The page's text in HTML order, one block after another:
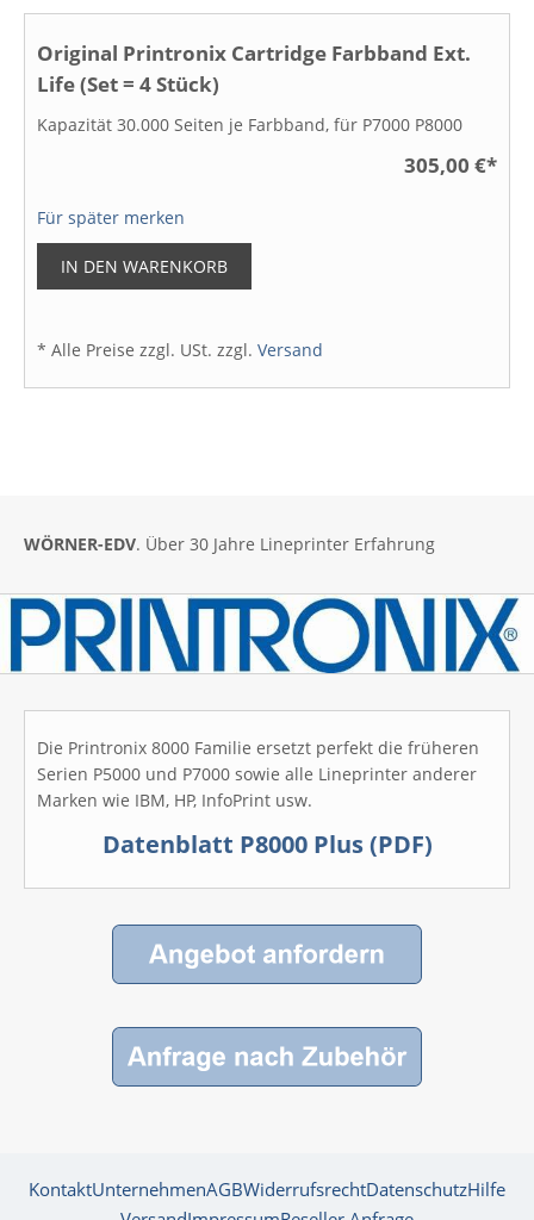
Original Printronix Cartridge Farbband Ext.
Life (Set = 4 Stück)
Kapazität 30.000 Seiten je Farbband, für P7000 P8000
305,00 €*
Für später merken
IN DEN WARENKORB
* Alle Preise zzgl. USt. zzgl. Versand
WÖRNER-EDV. Über 30 Jahre Lineprinter Erfahrung
Die Printronix 8000 Familie ersetzt perfekt die früheren
Serien P5000 und P7000 sowie alle Lineprinter anderer
Marken wie IBM, HP, InfoPrint usw.
Datenblatt P8000 Plus (PDF)
KontaktUnternehmenAGBWiderrufsrechtDatenschutzHilfe